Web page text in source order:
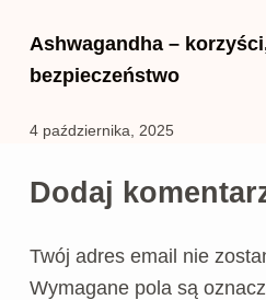
Ashwagandha –
bezpieczeństwo
4 października, 2025
Dodaj
Twój adres email nie
Wymagane pola są